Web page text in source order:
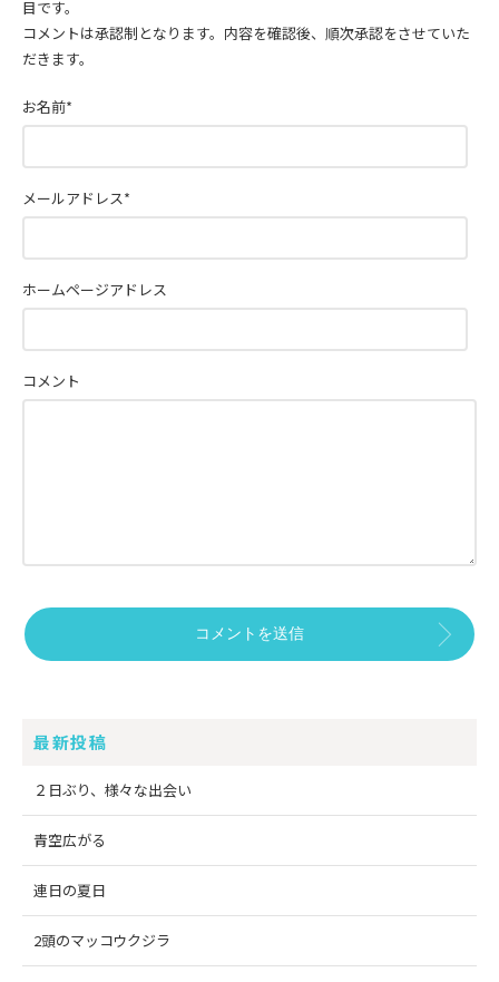
目です。
コメントは承認制となります。内容を確認後、順次承認をさせていた
だきます。
コメント
お名前*
メールアドレス*
ホームページアドレス
最新投稿
２日ぶり、様々な出会い
青空広がる
連日の夏日
2頭のマッコウクジラ